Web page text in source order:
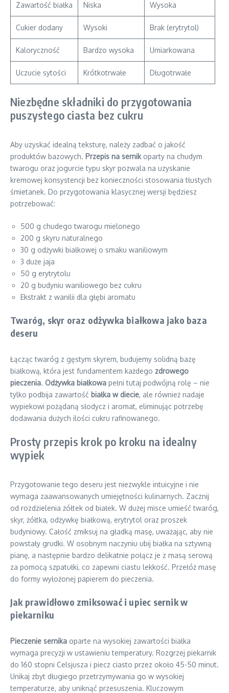
Zawartość białka Niska Wysoka
Cukier dodany Wysoki Brak (erytrytol)
Kaloryczność Bardzo wysoka Umiarkowana
Uczucie sytości Krótkotrwałe Długotrwałe
Niezbędne składniki do przygotowania
puszystego ciasta bez cukru
Aby uzyskać idealną teksturę, należy zadbać o jakość
produktów bazowych. Przepis na sernikoparty na chudym
twarogu oraz jogurcie typu skyr pozwala na uzyskanie
kremowej konsystencji bez konieczności stosowania tłustych
śmietanek. Do przygotowania klasycznej wersji będziesz
potrzebować:
500 g chudego twarogu mielonego
200 g skyru naturalnego
30 g odżywki białkowej o smaku waniliowym
3 duże jaja
50 g erytrytolu
20 g budyniu waniliowego bez cukru
Ekstrakt z wanilii dla głębi aromatu
Twaróg, skyr oraz odżywka białkowa jako baza
deseru
Łącząc twaróg z gęstym skyrem, budujemy solidną bazę
białkową, która jest fundamentem każdego zdrowego
pieczenia. Odżywka białkowa pełni tutaj podwójną rolę – nie
tylko podbija zawartość białka w diecie, ale również nadaje
wypiekowi pożądaną słodycz i aromat, eliminując potrzebę
dodawania dużych ilości cukru rafinowanego.
Prosty przepis krok po kroku na idealny
wypiek
Przygotowanie tego deseru jest niezwykle intuicyjne i nie
wymaga zaawansowanych umiejętności kulinarnych. Zacznij
od rozdzielenia żółtek od białek. W dużej misce umieść twaróg,
skyr, żółtka, odżywkę białkową, erytrytol oraz proszek
budyniowy. Całość zmiksuj na gładką masę, uważając, aby nie
powstały grudki. W osobnym naczyniu ubij białka na sztywną
pianę, a następnie bardzo delikatnie połącz je z masą serową
za pomocą szpatułki, co zapewni ciastu lekkość. Przełóż masę
do formy wyłożonej papierem do pieczenia.
Jak prawidłowo zmiksować i upiec sernik w
piekarniku
Pieczenie sernika oparte na wysokiej zawartości białka
wymaga precyzji w ustawieniu temperatury. Rozgrzej piekarnik
do 160 stopni Celsjusza i piecz ciasto przez około 45-50 minut.
Unikaj zbyt długiego przetrzymywania go w wysokiej
temperaturze, aby uniknąć przesuszenia. Kluczowym